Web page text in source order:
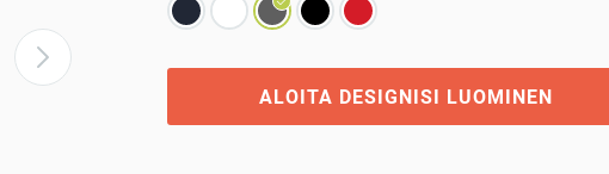
ALOITA DESIGNISI LUOMINEN